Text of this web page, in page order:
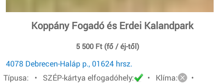
Koppány Fogadó és Erdei Kalandpark
5 500 Ft (fő / éj-től)
4078 Debrecen-Haláp p., 01624 hrsz.
Típusa: • SZÉP-kártya elfogadóhely:
• Klíma:
•